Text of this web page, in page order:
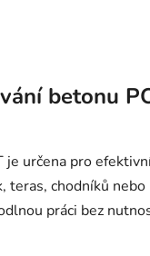
betonu
určena pro
teras, chodníků
práci bez